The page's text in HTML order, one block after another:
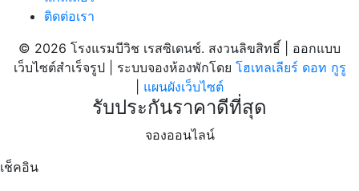
ติดต่อเรา
© 2026 โรงแรมบีวิช เรสซิเดนซ์. สงวนลิขสิทธิ์ | ออกแบบ
เว็บไซต์สำเร็จรูป | ระบบจองห้องพักโดย โฮเทลเลียร์ ดอท กูรู
แผนผังเว็บไซต์
รับประกันราคาดีที่สุด
จองออนไลน์
เช็คอิน